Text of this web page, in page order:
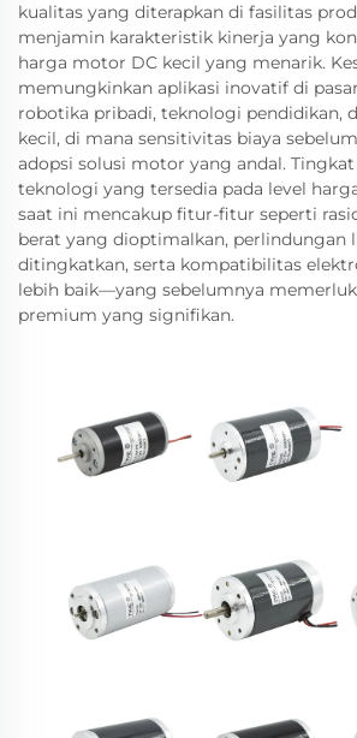
kualitas yang diterapkan di fasilitas
menjamin karakteristik kinerja yang
harga motor DC kecil yang menarik.
memungkinkan aplikasi inovatif di
robotika pribadi, teknologi pendidikan,
kecil, di mana sensitivitas biaya
adopsi solusi motor yang andal.
teknologi yang tersedia pada level
saat ini mencakup fitur-fitur seperti
berat yang dioptimalkan, perlindungan
ditingkatkan, serta kompatibilitas
lebih baik—yang sebelumnya
premium yang signifikan.